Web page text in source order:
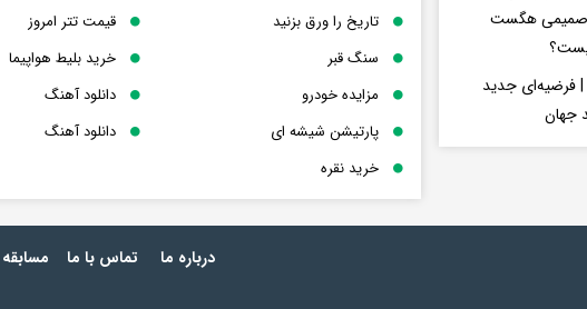
تاریخ را ورق بزنید
قیمت تتر امروز
سنگ قبر
خرید بلیط هواپیما
مزایده خودرو
دانلود آهنگ
پارتیشن شیشه ای
دانلود آهنگ
خرید نقره
صمیمی هگست
| فرضیه‌ای جدید
جهان
درباره ما تماس با ما مسابقه